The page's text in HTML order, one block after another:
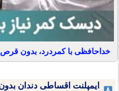
خداحافظی با کمردرد، بدون
ایمپلنت اقساطی دندان